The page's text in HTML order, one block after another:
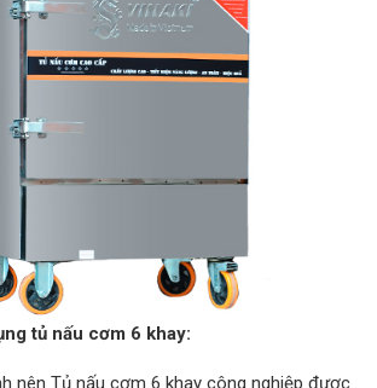
tủ nấu cơm 6 khay:
nên Tủ nấu cơm 6 khay công nghiệp được